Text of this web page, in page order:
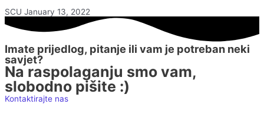
SCU January 13, 2022
Imate prijedlog, pitanje ili vam je potreban neki
savjet?
Na raspolaganju smo vam,
slobodno pišite :)
Kontaktirajte nas